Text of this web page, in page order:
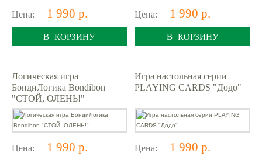
Цена: 1 990 р.
В КОРЗИНУ
Цена: 1 990 р.
В КОРЗИНУ
Логическая игра
БондиЛогика Bondibon
"СТОЙ, ОЛЕНЬ!"
Цена: 1 990 р.
Игра настольная серии
PLAYING CARDS "Додо"
Цена: 1 990 р.